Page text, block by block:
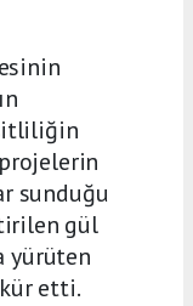
sunduğu
gül
yürüten
etti.